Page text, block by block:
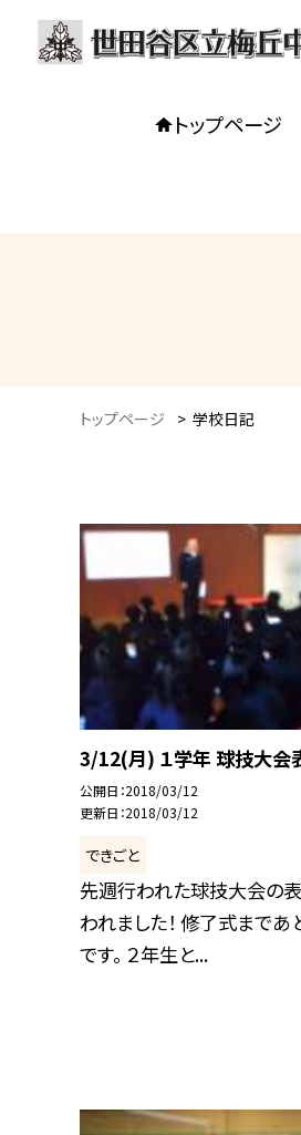
トップページ
トップページ > 学校日記
3/12(月) １学年 球技大会
公開日 2018/03/12
更新日 2018/03/12
できごと
先週行われた球技大会の
われました！ 修了式まであ
です。 ２年生と...